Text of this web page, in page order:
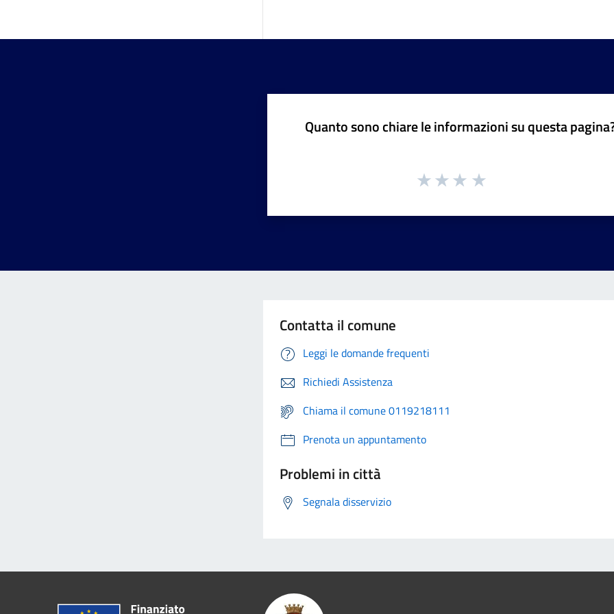
Quanto sono chiare le informazioni su questa
Contatta il comune
Leggi le domande frequenti
Richiedi Assistenza
Chiama il comune 0119218111
Prenota un appuntamento
Problemi in città
Segnala disservizio